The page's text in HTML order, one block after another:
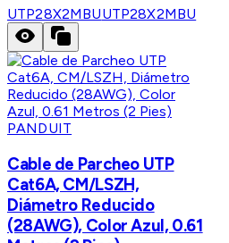
UTP28X2MBUUTP28X2MBU
PANDUIT
Cable de Parcheo UTP
Cat6A, CM/LSZH,
Diámetro Reducido
(28AWG), Color Azul, 0.61